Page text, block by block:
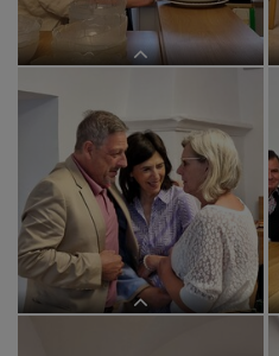
im BEGEGNUNGSzentrum
im BEGEGNUNGSzentrum